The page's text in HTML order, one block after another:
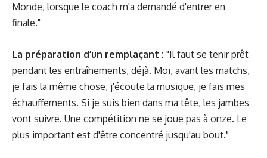
Monde, lorsque le coach m'a demandé d'entrer en
finale."
La préparation d’un remplaçant : "Il faut se tenir prêt
pendant les entraînements, déjà. Moi, avant les matchs,
je fais la même chose, j'écoute la musique, je fais mes
échauffements. Si je suis bien dans ma tête, les jambes
vont suivre. Une compétition ne se joue pas à onze. Le
plus important est d'être concentré jusqu'au bout."